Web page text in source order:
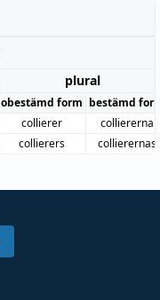
plural
obestämd form bestämd
collierer
colliererna
collierers collierernas